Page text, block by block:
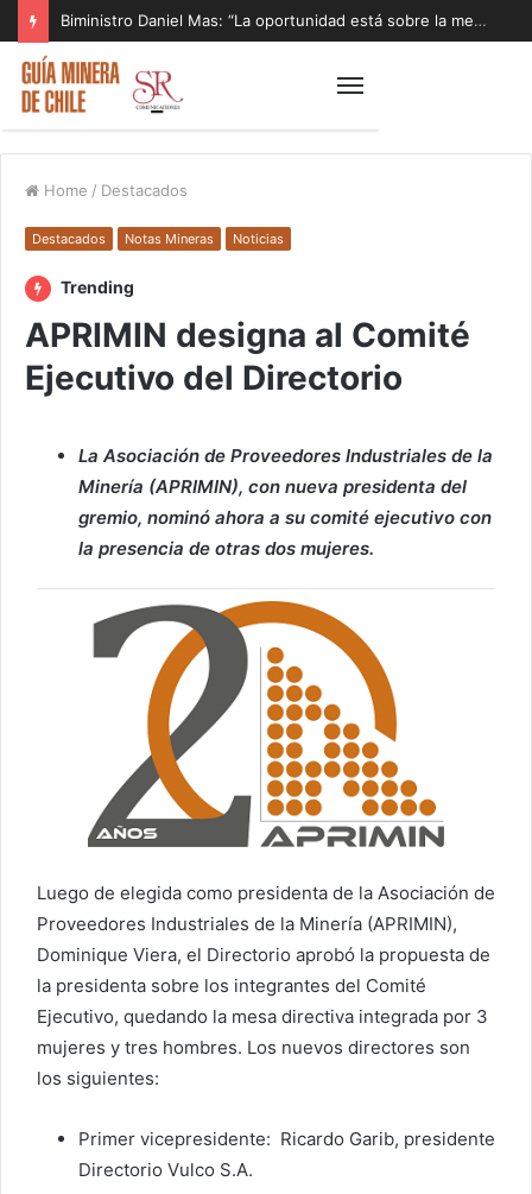
Biministro Daniel Mas: “La oportunidad está sobre la mesa y tenemos que aprovecharla”
Home / Destacados
Destacados Notas Mineras Noticias
Trending
APRIMIN designa al Comité
Ejecutivo del Directorio
La Asociación de Proveedores Industriales de la
Minería (APRIMIN), con nueva presidenta del
gremio, nominó ahora a su comité ejecutivo con
la presencia de otras dos mujeres.
Luego de elegida como presidenta de la Asociación de
Proveedores Industriales de la Minería (APRIMIN),
Dominique Viera, el Directorio aprobó la propuesta de
la presidenta sobre los integrantes del Comité
Ejecutivo, quedando la mesa directiva integrada por 3
mujeres y tres hombres. Los nuevos directores son
los siguientes:
Primer vicepresidente: Ricardo Garib, presidente
Directorio Vulco S.A.